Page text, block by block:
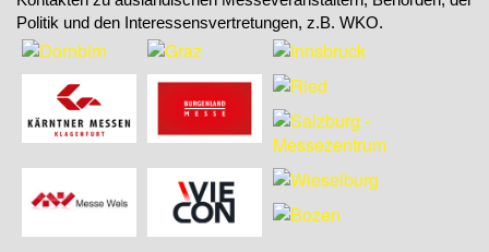
Politik und den Interessensvertretungen, z.B. WKO.